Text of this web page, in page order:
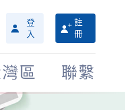
登
入
註
冊
區 聯繫